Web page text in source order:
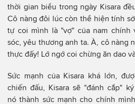
thời gian biểu trong ngày Kisara
Cô nàng đôi lúc còn thể hiện tính
tự coi mình là "vợ" của nam chính
sóc, yêu thương anh ta. À, cô nàng
thực đấy! Lớ ngớ coi chừng ăn dao
Sức mạnh của Kisara khá lớn,
chiến đấu, Kisara sẽ "đánh cắp"
nó thành sức mạnh cho chính